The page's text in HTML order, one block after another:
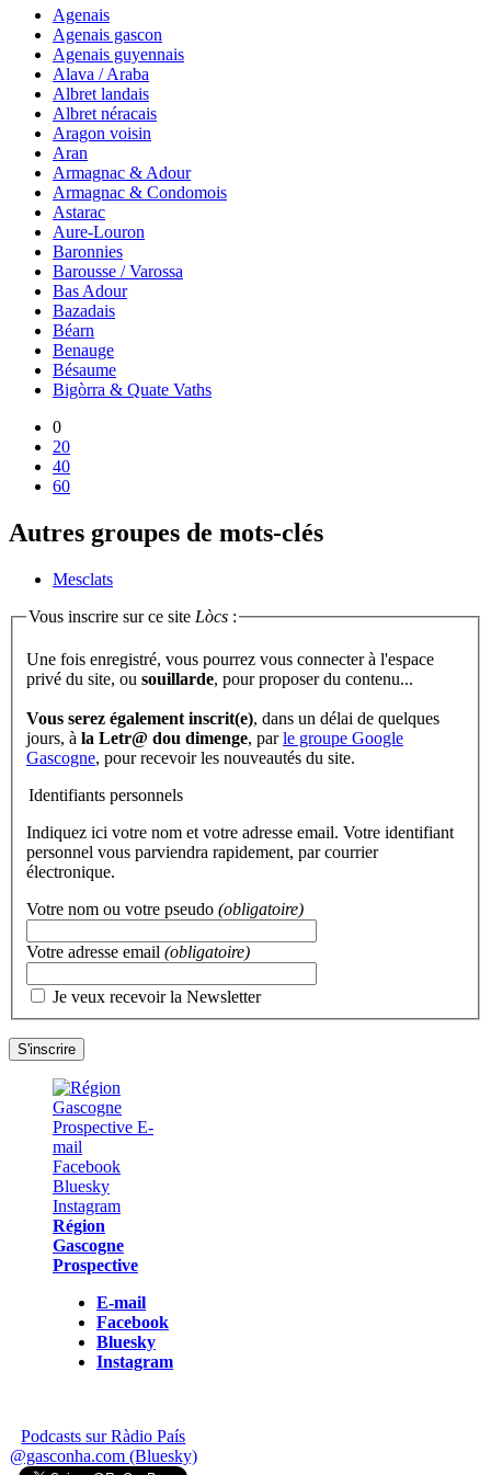
Agenais
Agenais gascon
Agenais guyennais
Alava / Araba
Albret landais
Albret néracais
Aragon voisin
Aran
Armagnac & Adour
Armagnac & Condomois
Astarac
Aure-Louron
Baronnies
Barousse / Varossa
Bas Adour
Bazadais
Béarn
Benauge
Bésaume
Bigòrra & Quate Vaths
0
20
40
60
Autres groupes de mots-clés
Mesclats
Vous inscrire sur ce site Lòcs :
Une fois enregistré, vous pourrez vous connecter à l'espace
privé du site, ou souillarde , pour proposer du contenu...
Vous serez également inscrit(e), dans un délai de quelques
jours, à la Letr@ dou dimenge, parle groupe Google
Gascogne, pour recevoir les nouveautés du site.
Identifiants personnels
Indiquez ici votre nom et votre adresse email. Votre identifiant
personnel vous parviendra rapidement, par courrier
électronique.
Votre nom ou votre pseudo (obligatoire)
Votre adresse email (obligatoire)
Je veux recevoir la Newsletter
Région
Gascogne
Prospective
E-mail
Facebook
Bluesky
Instagram
Podcasts sur Ràdio País
@gasconha.com (Bluesky)